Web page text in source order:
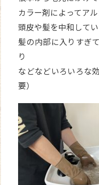
カラー剤によってア
頭皮や髪を中和して
髪の内部に入りすぎ
り
などなどいろいろな
要）